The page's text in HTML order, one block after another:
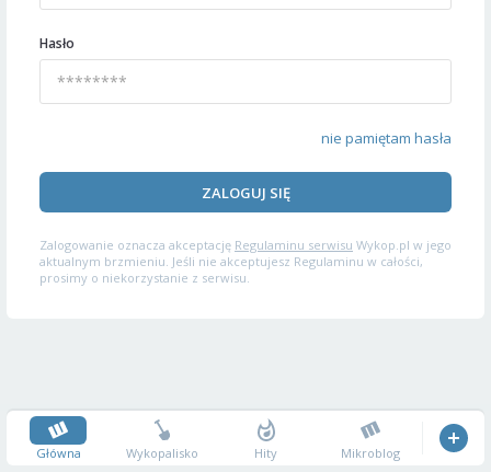
Hasło
nie pamiętam hasła
ZALOGUJ SIĘ
Zalogowanie oznacza akceptację Regulaminu serwisu Wykop.pl w jego
aktualnym brzmieniu. Jeśli nie akceptujesz Regulaminu w całości,
prosimy o niekorzystanie z serwisu.
Główna Wykopalisko Hity Mikroblog